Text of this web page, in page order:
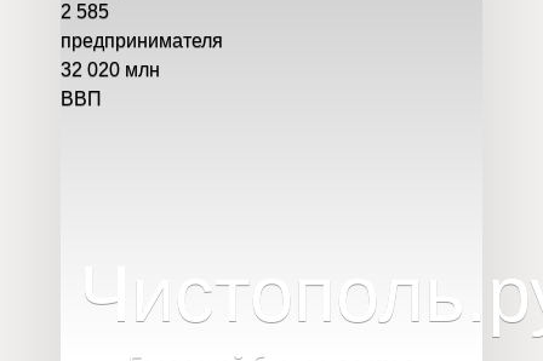
2 585
предпринимателя
32 020 млн
ВВП
Чистополь